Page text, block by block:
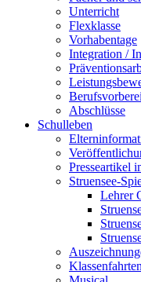
Unterricht
Flexklasse
Vorhabentage
Integration /
Abschlüsse
Schulleben
Presseartikel
Struensee-
Lehrer
Klassenfahrten